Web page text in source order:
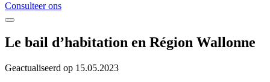
Consulteer ons
Le bail d’habitation en Région Wallonne
Geactualiseerd op 15.05.2023